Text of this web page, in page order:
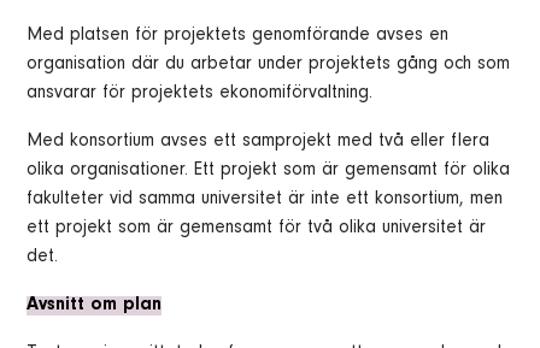
Med platsen för projektets genomförande avses en
organisation där du arbetar under projektets gång och som
ansvarar för projektets ekonomiförvaltning.
Med konsortium avses ett samprojekt med två eller flera
olika organisationer. Ett projekt som är gemensamt för olika
fakulteter vid samma universitet är inte ett konsortium, men
ett projekt som är gemensamt för två olika universitet är
det.
Avsnitt om plan